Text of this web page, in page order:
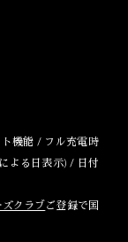
機能 / フル充電時
よる日表示) / 日付
クラブ ご登録で国